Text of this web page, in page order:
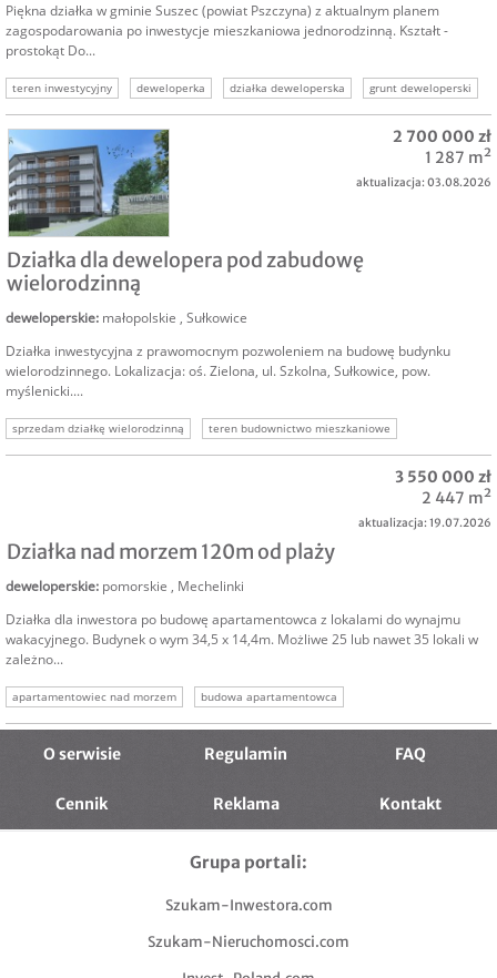
Piękna działka w gminie Suszec (powiat Pszczyna) z aktualnym planem
zagospodarowania po inwestycje mieszkaniowa jednorodzinną. Kształt -
prostokąt Do...
teren inwestycyjny deweloperka działka deweloperska
grunt deweloperski
nieruchomość deweloperska
sprzedam działkę deweloperską
nieruchomości komercyjne
Działka dla dewelopera pod zabudowę
wielorodzinną
deweloperskie: małopolskie , Sułkowice
Działka inwestycyjna z prawomocnym pozwoleniem na budowę budynku
wielorodzinnego. Lokalizacja: oś. Zielona, ul. Szkolna, Sułkowice, pow.
myślenicki....
sprzedam działkę wielorodzinną
teren budownictwo mieszkaniowe
działka dewelopreska
grunt deweloperski
osiedle mieszkaniowe
2 700 000 zł
1 287 m²
aktualizacja: 03.08.2026
Działka nad morzem 120m od plaży
deweloperskie: pomorskie , Mechelinki
Działka dla inwestora po budowę apartamentowca z lokalami do wynajmu
wakacyjnego. Budynek o wym 34,5 x 14,4m. Możliwe 25 lub nawet 35 lokali w
zależno...
apartamentowiec nad morzem
budowa apartamentowca
działka deweloperska morze
grunt nad morzem działka dla dewelopera
3 550 000 zł
2 447 m²
aktualizacja: 19.07.2026
O serwisie Regulamin FAQ
Cennik Reklama Kontakt
Grupa portali:
Szukam-Inwestora.com
Szukam-Nieruchomosci.com